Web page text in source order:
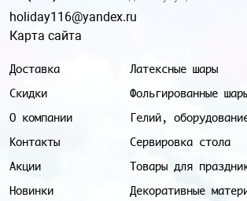
Доставка
Скидки
О компании
Контакты
Акции
Новинки
Латексные шары
Фольгированные
Гелий,
Сервировка стола
Товары для
Декоративные
holiday116@yandex.ru
Карта сайта